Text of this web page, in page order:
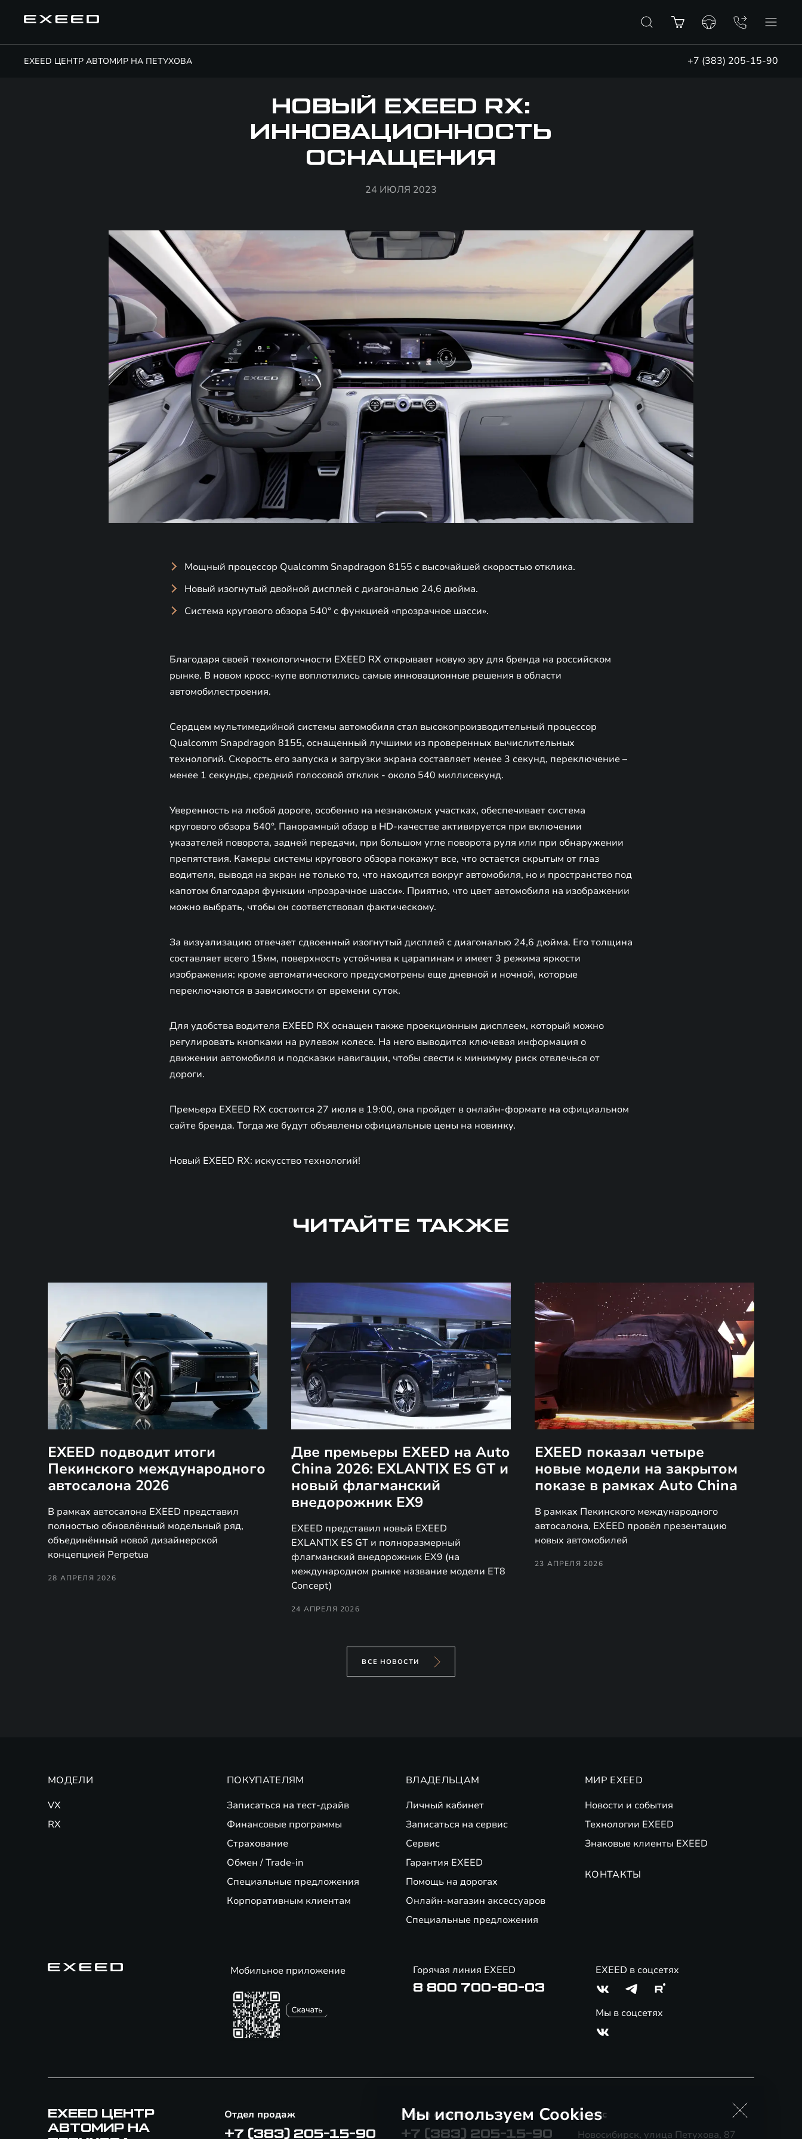
EXEED ЦЕНТР АВТОМИР НА ПЕТУХОВА +7 (383) 205-15-90
НОВЫЙ EXEED RX:
ИННОВАЦИОННОСТЬ
ОСНАЩЕНИЯ
24 ИЮЛЯ 2023
Мощный процессор Qualcomm Snapdragon 8155 с высочайшей скоростью отклика.
Новый изогнутый двойной дисплей с диагональю 24,6 дюйма.
Система кругового обзора 540° с функцией «прозрачное шасси».
Благодаря своей технологичности EXEED RX открывает новую эру для бренда на российском
рынке. В новом кросс-купе воплотились самые инновационные решения в области
автомобилестроения.
Сердцем мультимедийной системы автомобиля стал высокопроизводительный процессор
Qualcomm Snapdragon 8155, оснащенный лучшими из проверенных вычислительных
технологий. Скорость его запуска и загрузки экрана составляет менее 3 секунд, переключение –
менее 1 секунды, средний голосовой отклик - около 540 миллисекунд.
Уверенность на любой дороге, особенно на незнакомых участках, обеспечивает система
кругового обзора 540°. Панорамный обзор в HD-качестве активируется при включении
указателей поворота, задней передачи, при большом угле поворота руля или при обнаружении
препятствия. Камеры системы кругового обзора покажут все, что остается скрытым от глаз
водителя, выводя на экран не только то, что находится вокруг автомобиля, но и пространство под
капотом благодаря функции «прозрачное шасси». Приятно, что цвет автомобиля на изображении
можно выбрать, чтобы он соответствовал фактическому.
За визуализацию отвечает сдвоенный изогнутый дисплей с диагональю 24,6 дюйма. Его толщина
составляет всего 15мм, поверхность устойчива к царапинам и имеет 3 режима яркости
изображения: кроме автоматического предусмотрены еще дневной и ночной, которые
переключаются в зависимости от времени суток.
Для удобства водителя EXEED RX оснащен также проекционным дисплеем, который можно
регулировать кнопками на рулевом колесе. На него выводится ключевая информация о
движении автомобиля и подсказки навигации, чтобы свести к минимуму риск отвлечься от
дороги.
Премьера EXEED RX состоится 27 июля в 19:00, она пройдет в онлайн-формате на официальном
сайте бренда. Тогда же будут объявлены официальные цены на новинку.
Новый EXEED RX: искусство технологий!
ЧИТАЙТЕ ТАКЖЕ
EXEED подводит итоги
Пекинского международного
автосалона 2026
В рамках автосалона EXEED представил
полностью обновлённый модельный ряд,
объединённый новой дизайнерской
концепцией Perpetua
28 АПРЕЛЯ 2026
Две премьеры EXEED на Auto
China 2026: EXLANTIX ES GT и
новый флагманский
внедорожник EX9
EXEED представил новый EXEED
EXLANTIX ES GT и полноразмерный
флагманский внедорожник EX9 (на
международном рынке название модели ET8
Concept)
24 АПРЕЛЯ 2026
EXEED показал четыре
новые модели на закрытом
показе в рамках Auto China
В рамках Пекинского международного
автосалона, EXEED провёл презентацию
новых автомобилей
23 АПРЕЛЯ 2026
ВСЕ НОВОСТИ
МОДЕЛИ
VX
RX
ПОКУПАТЕЛЯМ
Записаться на тест-драйв
Финансовые программы
Страхование
Обмен / Trade-in
Специальные предложения
Корпоративным клиентам
ВЛАДЕЛЬЦАМ
Личный кабинет
Записаться на сервис
Сервис
Гарантия EXEED
Помощь на дорогах
Онлайн-магазин аксессуаров
Специальные предложения
МИР EXEED
Новости и события
Технологии EXEED
Знаковые клиенты EXEED
КОНТАКТЫ
Мобильное приложение Горячая линия EXEED
8 800 700-80-03
EXEED в соцсетях
Мы в соцсетях
EXEED ЦЕНТР
АВТОМИР НА
Отдел продаж
+7 (383) 205-15-90
Отдел сервиса
+7 (383) 205-15-90
Адрес
Новосибирск, улица Петухова, 87
Мы используем Cookies